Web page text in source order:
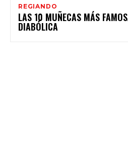
REGIANDO
LAS 10 MUÑECAS MÁS
DIABÓLICA